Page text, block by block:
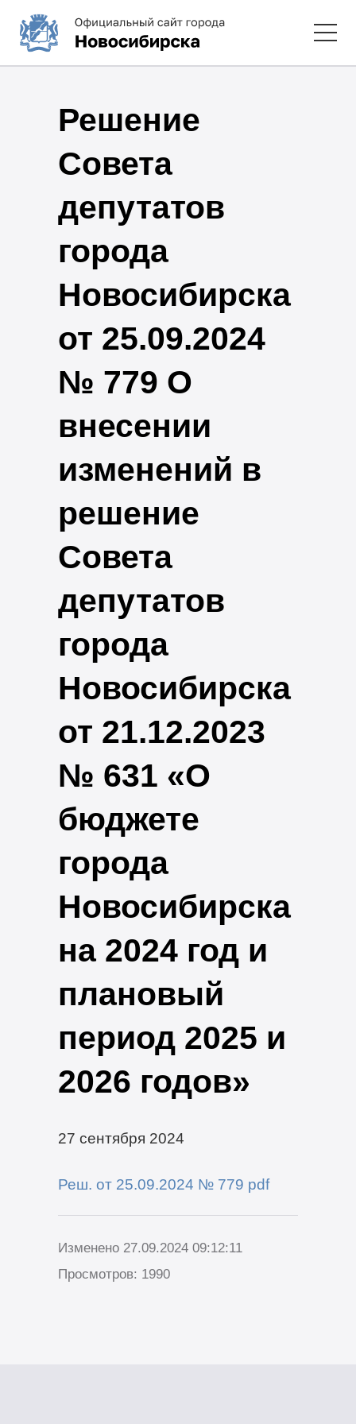
Решение
Совета
депутатов
города
Новосибирска
от 25.09.2024
№ 779 О
внесении
изменений в
решение
Совета
депутатов
города
Новосибирска
от 21.12.2023
№ 631 «О
бюджете
города
Новосибирска
на 2024 год и
плановый
период 2025 и
2026 годов»
27 сентября 2024
Реш. от 25.09.2024 № 779 pdf
Изменено 27.09.2024 09:12:11
Просмотров: 1990